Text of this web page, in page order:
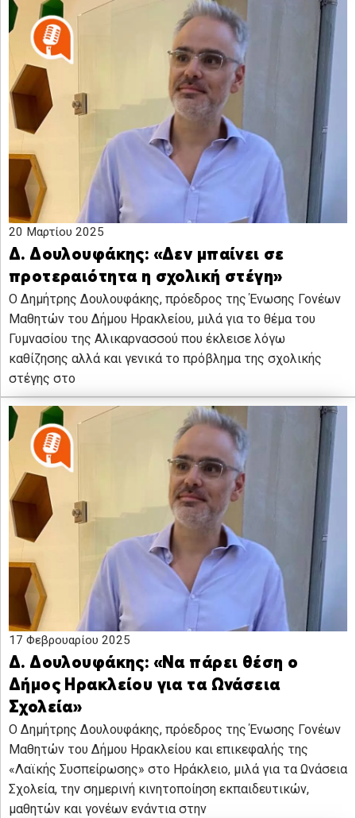
20 Μαρτίου 2025
Δ. Δουλουφάκης: «Δεν μπαίνει σε
προτεραιότητα η σχολική στέγη»
Ο Δημήτρης Δουλουφάκης, πρόεδρος της Ένωσης Γονέων
Μαθητών του Δήμου Ηρακλείου, μιλά για το θέμα του
Γυμνασίου της Αλικαρνασσού που έκλεισε λόγω
καθίζησης αλλά και γενικά το πρόβλημα της σχολικής
στέγης στο
17 Φεβρουαρίου 2025
Δ. Δουλουφάκης: «Να πάρει θέση ο
Δήμος Ηρακλείου για τα Ωνάσεια
Σχολεία»
O Δημήτρης Δουλουφάκης, πρόεδρος της Ένωσης Γονέων
Μαθητών του Δήμου Ηρακλείου και επικεφαλής της
«Λαϊκής Συσπείρωσης» στο Ηράκλειο, μιλά για τα Ωνάσεια
Σχολεία, την σημερινή κινητοποίηση εκπαιδευτικών,
μαθητών και γονέων ενάντια στην